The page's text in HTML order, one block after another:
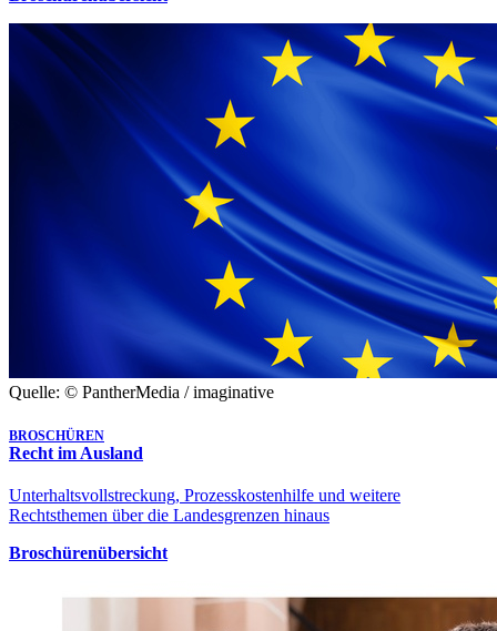
Quelle: © PantherMedia / imaginative
BROSCHÜREN
Recht im Ausland
Unterhaltsvollstreckung, Prozesskostenhilfe und weitere
Rechtsthemen über die Landesgrenzen hinaus
Broschürenübersicht